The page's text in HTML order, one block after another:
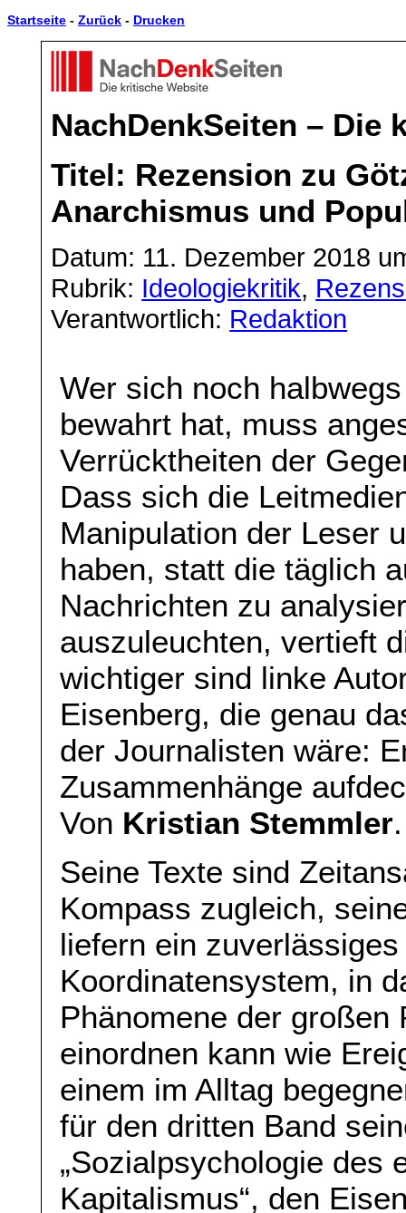
Startseite - Zurück - Drucken
NachDenkSeiten – Die
Titel: Rezension zu
Anarchismus und
Datum: 11. Dezember 2018
Rubrik: Ideologiekritik,
Verantwortlich: Redaktion
Wer sich noch
bewahrt hat, muss
Verrücktheiten der
Dass sich die
Manipulation der Leser
haben, statt die täglich
Nachrichten zu
auszuleuchten, vertieft
wichtiger sind linke
Eisenberg, die genau
der Journalisten wäre:
Zusammenhänge
Von Kristian Stemmler.
Seine Texte sind
Kompass zugleich,
liefern ein zuverlässiges
Koordinatensystem, in
Phänomene der großen
einordnen kann wie
einem im Alltag
für den dritten Band
„Sozialpsychologie des
Kapitalismus“, den